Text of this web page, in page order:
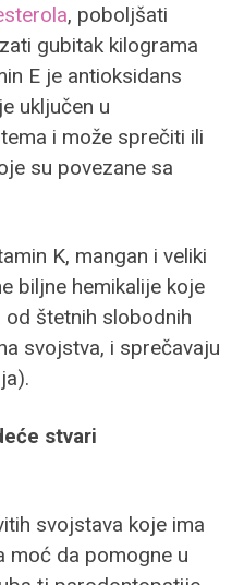
, poboljšati
gubitak kilograma
E je antioksidans
uključen u
i može sprečiti ili
su povezane sa
K, mangan i veliki
biljne hemikalije koje
štetnih slobodnih
svojstva, i sprečavaju
stvari
svojstava koje ima
moć da pomogne u